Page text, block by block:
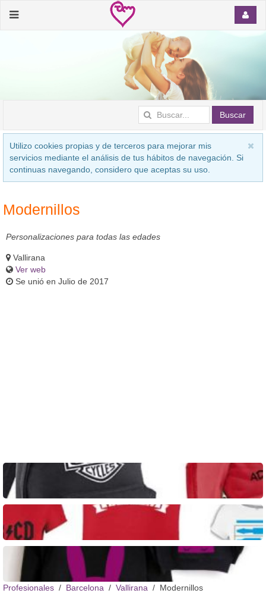
Buscar
Utilizo cookies propias y de terceros para mejorar mis
servicios mediante el análisis de tus hábitos de navegación. Si
continuas navegando, considero que aceptas su uso.
Modernillos
Personalizaciones para todas las edades
Vallirana
Ver web
Se unió en Julio de 2017
Mochilas personalizadas
bodys divertidos
Pacs
Profesionales Barcelona Vallirana Modernillos